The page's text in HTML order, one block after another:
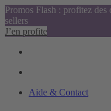
Promos Flash : profitez
sellers
J’en profite
Aide & Contact